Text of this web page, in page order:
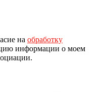
на обработку
информации о моем